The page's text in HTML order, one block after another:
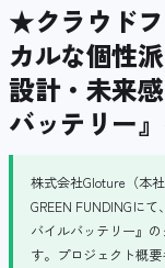
★クラウド
カルな個性
設計・未来
バッテリー
株式会社Gloture（本
GREEN FUNDINGに
バイルバッテリー』
す。プロジェクト概